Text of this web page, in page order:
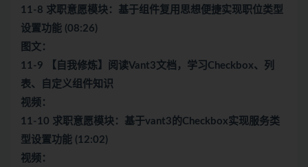
11-8 求职意愿模块：基于组件复用思想便捷实现职位类型
设置功能 (08:26)
图文：
11-9 【自我修炼】阅读Vant3文档，学习Checkbox、列
表、自定义组件知识
视频：
11-10 求职意愿模块：基于vant3的Checkbox实现服务类
型设置功能 (12:02)
视频：